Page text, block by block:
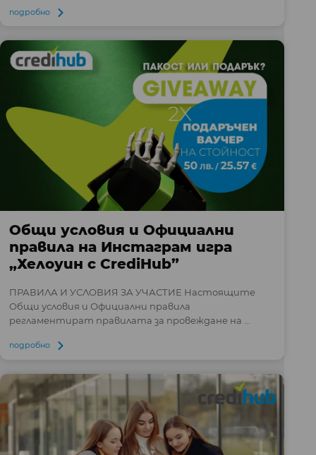
подробно
Общи условия и Официални
правила на Инстаграм игра
„Хелоуин с CrediHub”
ПРАВИЛА И УСЛОВИЯ ЗА УЧАСТИЕ Настоящите
Общи условия и Официални правила
регламентират правилата за провеждане на ...
подробно